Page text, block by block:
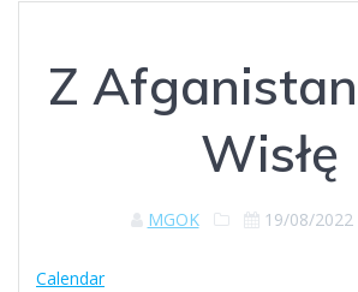
Z
Wisłę
MGOK 19/08/2022
Calendar